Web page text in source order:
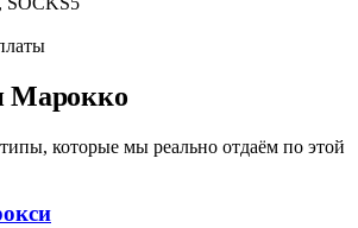
Марокко
которые мы реально отдаём по этой